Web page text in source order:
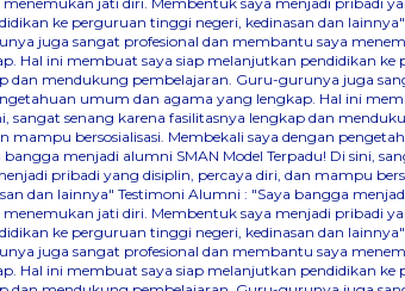
ke perguruan tinggi negeri, kedinasan dan lainnya"
juga sangat profesional dan membantu saya
Hal ini membuat saya siap melanjutkan pendidikan
dan mendukung pembelajaran. Guru-gurunya juga
umum dan agama yang lengkap. Hal ini
sangat senang karena fasilitasnya lengkap dan
bersosialisasi. Membekali saya dengan
menjadi alumni SMAN Model Terpadu! Di sini,
pribadi yang disiplin, percaya diri, dan mampu
dan lainnya" Testimoni Alumni : "Saya bangga
jati diri. Membentuk saya menjadi pribadi
ke perguruan tinggi negeri, kedinasan dan lainnya"
juga sangat profesional dan membantu saya
Hal ini membuat saya siap melanjutkan pendidikan